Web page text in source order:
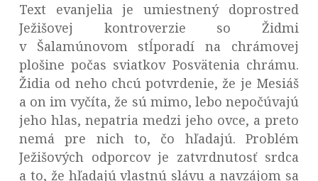
Text evanjelia je umiestnený doprostred
Ježišovej kontroverzie so Židmi
v Šalamúnovom stĺporadí na chrámovej
plošine počas sviatkov Posvätenia chrámu.
Židia od neho chcú potvrdenie, že je Mesiáš
a on im vyčíta, že sú mimo, lebo nepočúvajú
jeho hlas, nepatria medzi jeho ovce, a preto
nemá pre nich to, čo hľadajú. Problém
Ježišových odporcov je zatvrdnutosť srdca
a to, že hľadajú vlastnú slávu a navzájom sa